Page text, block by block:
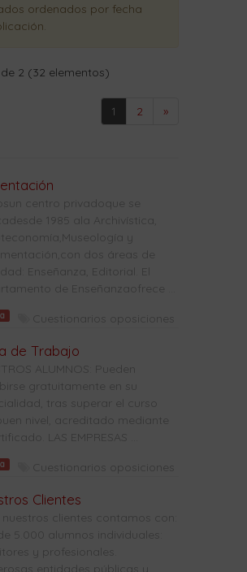
ordenados por fecha
.
2 (32 elementos)
1 2 »
centro privadoque se
1985 ala Archivística,
y
dos áreas de
Enseñanza, Editorial. El
de Enseñanzaofrece ...
Cuestionarios oposiciones
de Trabajo
ALUMNOS: Pueden
gratuitamente en su
tras superar el curso
nivel, acreditado mediante
LAS EMPRESAS ...
Cuestionarios oposiciones
Clientes
nuestros clientes contamos con:
5.000 alumnos individuales:
y profesionales.
entidades públicas y